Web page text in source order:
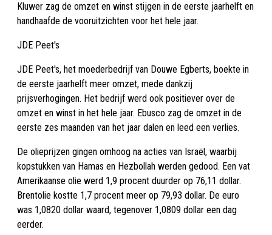
Kluwer zag de omzet en winst stijgen in de eerste jaarhelft en
handhaafde de vooruitzichten voor het hele jaar.
JDE Peet's
JDE Peet's, het moederbedrijf van Douwe Egberts, boekte in
de eerste jaarhelft meer omzet, mede dankzij
prijsverhogingen. Het bedrijf werd ook positiever over de
omzet en winst in het hele jaar. Ebusco zag de omzet in de
eerste zes maanden van het jaar dalen en leed een verlies.
De olieprijzen gingen omhoog na acties van Israël, waarbij
kopstukken van Hamas en Hezbollah werden gedood. Een vat
Amerikaanse olie werd 1,9 procent duurder op 76,11 dollar.
Brentolie kostte 1,7 procent meer op 79,93 dollar. De euro
was 1,0820 dollar waard, tegenover 1,0809 dollar een dag
eerder.